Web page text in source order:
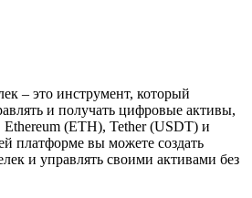
– это инструмент, который
и получать цифровые активы,
(ETH), Tether (USDT) и
платформе вы можете создать
и управлять своими активами без